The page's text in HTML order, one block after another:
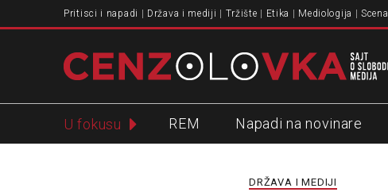
Pritisci i napadi Država i mediji Tržište Etika Mediologija Scena
U fokusu REM Napadi na novinare
DRŽAVA I MEDIJI